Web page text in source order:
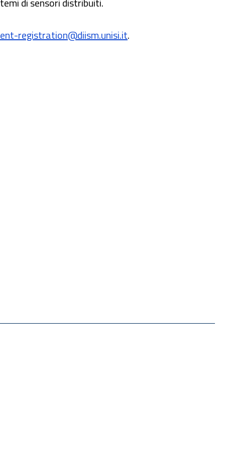
registration@diism.unisi.it.